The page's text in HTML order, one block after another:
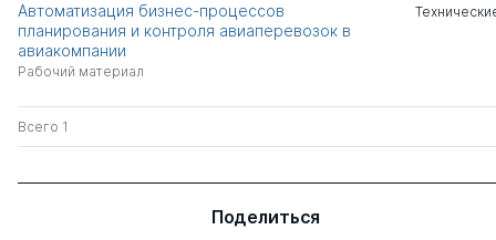
Автоматизация бизнес-процессов
планирования и контроля авиаперевозок в
авиакомпании
Рабочий материал
Всего 1
Поделиться